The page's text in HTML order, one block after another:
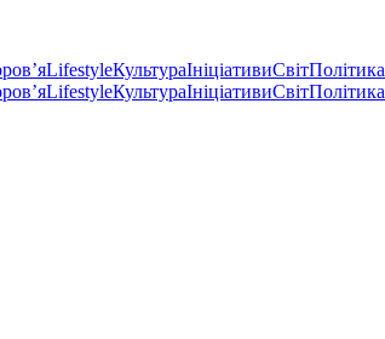
LifestyleКультураІніціативиСвітПолітика
LifestyleКультураІніціативиСвітПолітика